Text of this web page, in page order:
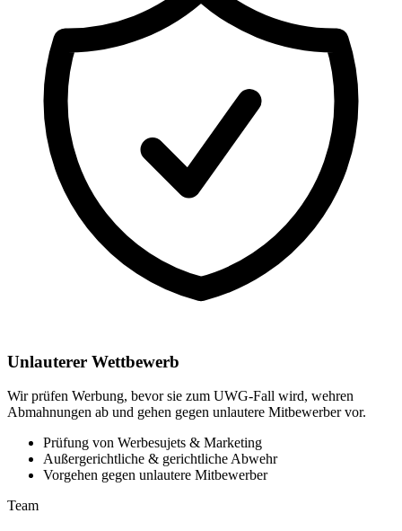
Unlauterer Wettbewerb
Wir prüfen Werbung, bevor sie zum UWG-Fall wird, wehren
Abmahnungen ab und gehen gegen unlautere Mitbewerber vor.
Prüfung von Werbesujets & Marketing
Außergerichtliche & gerichtliche Abwehr
Vorgehen gegen unlautere Mitbewerber
Team